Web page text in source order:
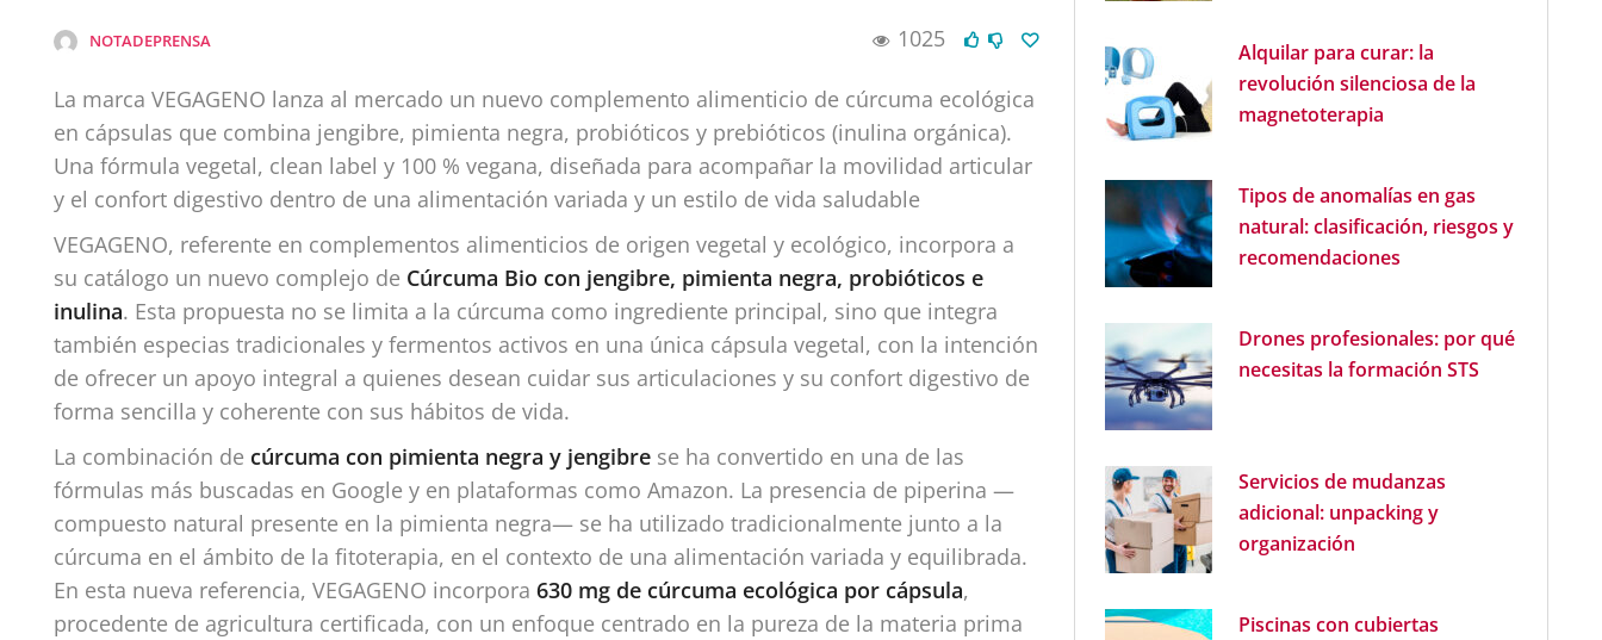
NOTADEPRENSA 1025
La marca VEGAGENO lanza al mercado un nuevo complemento alimenticio de cúrcuma ecológica
en cápsulas que combina jengibre, pimienta negra, probióticos y prebióticos (inulina orgánica).
Una fórmula vegetal, clean label y 100 % vegana, diseñada para acompañar la movilidad articular
y el confort digestivo dentro de una alimentación variada y un estilo de vida saludable
VEGAGENO, referente en complementos alimenticios de origen vegetal y ecológico, incorpora a
su catálogo un nuevo complejo de Cúrcuma Bio con jengibre, pimienta negra, probióticos e
inulina. Esta propuesta no se limita a la cúrcuma como ingrediente principal, sino que integra
también especias tradicionales y fermentos activos en una única cápsula vegetal, con la intención
de ofrecer un apoyo integral a quienes desean cuidar sus articulaciones y su confort digestivo de
forma sencilla y coherente con sus hábitos de vida.
La combinación de cúrcuma con pimienta negra y jengibre se ha convertido en una de las
fórmulas más buscadas en Google y en plataformas como Amazon. La presencia de piperina —
compuesto natural presente en la pimienta negra— se ha utilizado tradicionalmente junto a la
cúrcuma en el ámbito de la fitoterapia, en el contexto de una alimentación variada y equilibrada.
En esta nueva referencia, VEGAGENO incorpora 630 mg de cúrcuma ecológica por cápsula,
procedente de agricultura certificada, con un enfoque centrado en la pureza de la materia prima
Alquilar para curar: la
revolución silenciosa de la
magnetoterapia
Tipos de anomalías en gas
natural: clasificación, riesgos y
recomendaciones
Drones profesionales: por qué
necesitas la formación STS
Servicios de mudanzas
adicional: unpacking y
organización
Piscinas con cubiertas